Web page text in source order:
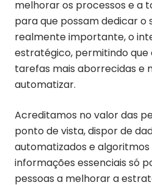
melhorar os processos e a
para que possam dedicar o
realmente importante, o
estratégico, permitindo que
tarefas mais aborrecidas e
automatizar.
Acreditamos no valor das
ponto de vista, dispor de
automatizados e
informações essenciais só
pessoas a melhorar a